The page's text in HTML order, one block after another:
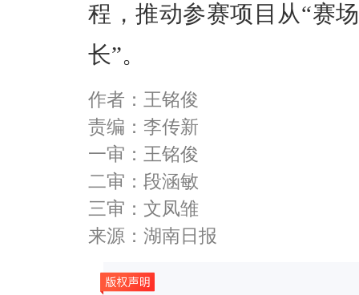
程，推动参赛项目从“赛
长”。
作者：王铭俊
责编：李传新
一审：王铭俊
二审：段涵敏
三审：文凤雏
来源：湖南日报